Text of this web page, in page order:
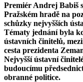
Premiér Andrej Babiš
Pražském hradě na
schůzky nejvyšších
Tématy jednání byla
ústavních činitelů,
cesta prezidenta
Nejvyšší ústavní
budoucímu
obranné politice.